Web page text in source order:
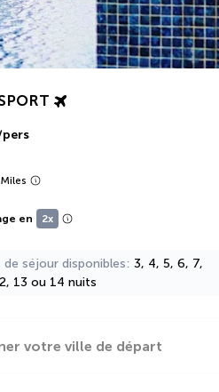
Miles
en 2x
séjour disponibles 3, 4, 5, 6, 7,
13 ou 14 nuits
votre ville de départ